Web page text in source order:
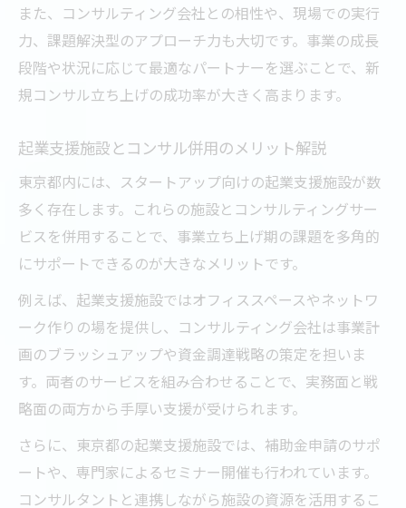
また、コンサルティング会社との相性や、現場での実行
力、課題解決型のアプローチ力も大切です。事業の成長
段階や状況に応じて最適なパートナーを選ぶことで、新
規コンサル立ち上げの成功率が大きく高まります。
起業支援施設とコンサル併用のメリット解説
東京都内には、スタートアップ向けの起業支援施設が数
多く存在します。これらの施設とコンサルティングサー
ビスを併用することで、事業立ち上げ期の課題を多角的
にサポートできるのが大きなメリットです。
例えば、起業支援施設ではオフィススペースやネットワ
ーク作りの場を提供し、コンサルティング会社は事業計
画のブラッシュアップや資金調達戦略の策定を担いま
す。両者のサービスを組み合わせることで、実務面と戦
略面の両方から手厚い支援が受けられます。
さらに、東京都の起業支援施設では、補助金申請のサポ
ートや、専門家によるセミナー開催も行われています。
コンサルタントと連携しながら施設の資源を活用するこ